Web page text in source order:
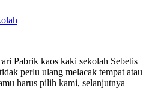
Pabrik kaos kaki sekolah Sebetis
perlu ulang melacak tempat atau
harus pilih kami, selanjutnya